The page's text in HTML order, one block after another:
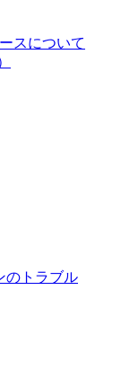
スについて
のトラブル